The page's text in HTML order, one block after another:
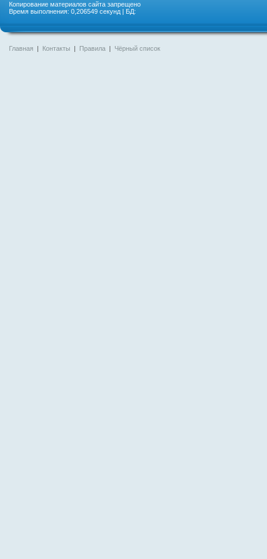
Копирование материалов сайта запрещено
Время выполнения: 0,206549 секунд | БД:
Главная | Контакты | Правила | Чёрный список